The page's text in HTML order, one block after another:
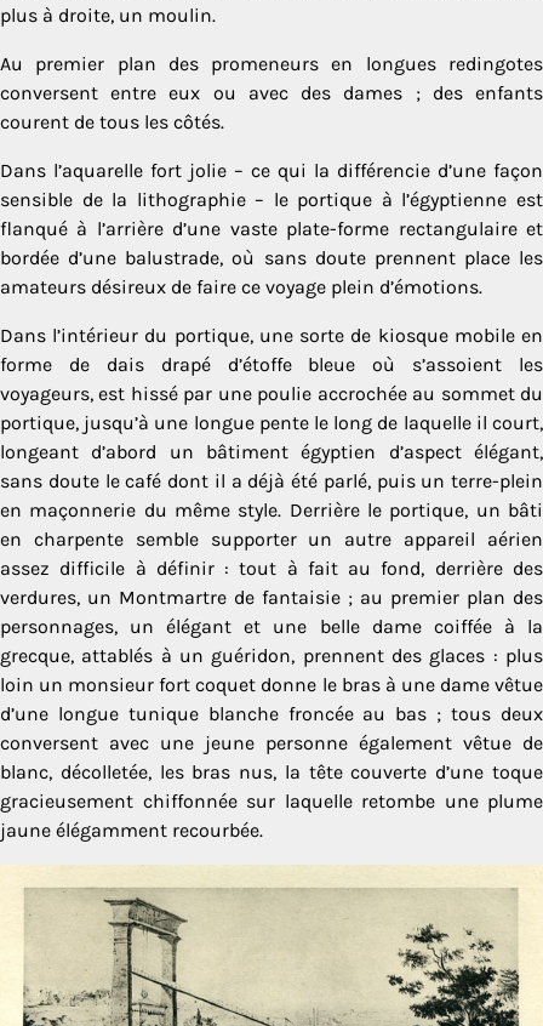
plus à droite, un moulin.
Au premier plan des promeneurs en longues redingotes
conversent entre eux ou avec des dames ; des enfants
courent de tous les côtés.
Dans l’aquarelle fort jolie – ce qui la différencie d’une façon
sensible de la lithographie – le portique à l’égyptienne est
flanqué à l’arrière d’une vaste plate-forme rectangulaire et
bordée d’une balustrade, où sans doute prennent place les
amateurs désireux de faire ce voyage plein d’émotions.
Dans l’intérieur du portique, une sorte de kiosque mobile en
forme de dais drapé d’étoffe bleue où s’assoient les
voyageurs, est hissé par une poulie accrochée au sommet du
portique, jusqu’à une longue pente le long de laquelle il court,
longeant d’abord un bâtiment égyptien d’aspect élégant,
sans doute le café dont il a déjà été parlé, puis un terre-plein
en maçonnerie du même style. Derrière le portique, un bâti
en charpente semble supporter un autre appareil aérien
assez difficile à définir : tout à fait au fond, derrière des
verdures, un Montmartre de fantaisie ; au premier plan des
per­sonnages, un élégant et une belle dame coiffée à la
grecque, attablés à un guéridon, prennent des glaces : plus
loin un monsieur fort coquet donne le bras à une dame vêtue
d’une longue tunique blanche froncée au bas ; tous deux
conversent avec une jeune personne également vêtue de
blanc, décolletée, les bras nus, la tête couverte d’une toque
gracieusement chif­fonnée sur laquelle retombe une plume
jaune élégamment recourbée.